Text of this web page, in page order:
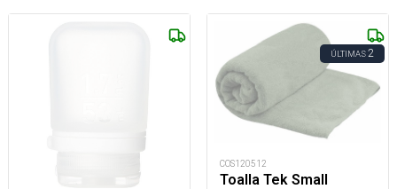
ÚLTIMAS2
COS120512
Toalla Tek Small